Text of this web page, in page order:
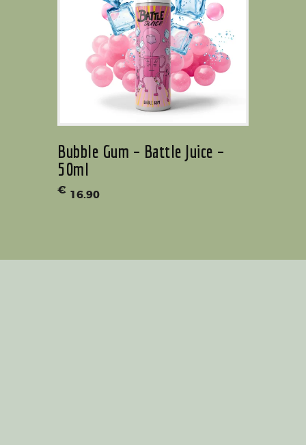
Bubble Gum – Battle Juice –
50ml
€ 16.90